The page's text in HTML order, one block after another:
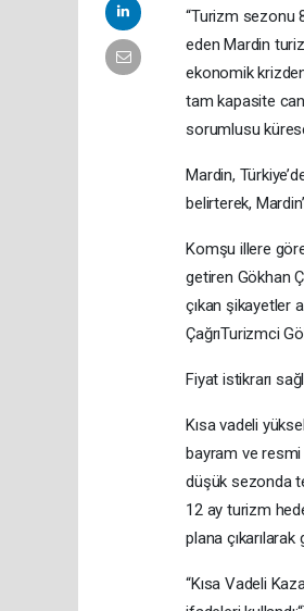
“Turizm sezonu
eden Mardin
ekonomik
tam kapasite
sorumlusu
Mardin,
belirterek,
Komşu illere
getiren Gökhan
çıkan şikayetler
ÇağrıTurizmci
Fiyat istikrarı
Kısa vadeli
bayram ve resmi
düşük sezonda
12 ay turizm
plana çıkarılarak
“Kısa Vadeli